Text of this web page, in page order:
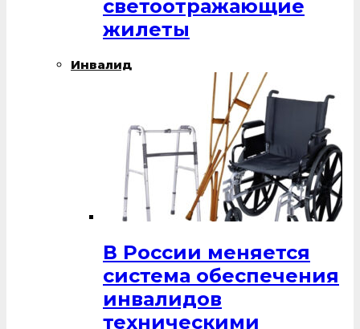
светоотражающие
жилеты
Инвалид
В России меняется
система обеспечения
инвалидов
техническими